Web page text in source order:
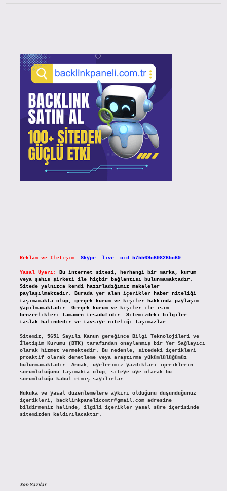
Reklam ve İletişim: Skype: live:.cid.575569c608265c69
Yasal Uyarı:
Bu internet sitesi, herhangi bir marka, kurum
veya şahıs şirketi ile hiçbir bağlantısı bulunmamaktadır.
Sitede yalnızca kendi hazırladığımız makaleler
paylaşılmaktadır. Burada yer alan içerikler haber niteliği
taşımamakta olup, gerçek kurum ve kişiler hakkında paylaşım
yapılmamaktadır. Gerçek kurum ve kişiler ile isim
benzerlikleri tamamen tesadüfidir. Sitemizdeki bilgiler
taslak halindedir ve tavsiye niteliği taşımazlar.
Sitemiz, 5651 Sayılı Kanun gereğince Bilgi Teknolojileri ve
İletişim Kurumu (BTK) tarafından onaylanmış bir Yer Sağlayıcı
olarak hizmet vermektedir. Bu nedenle, sitedeki içerikleri
proaktif olarak denetleme veya araştırma yükümlülüğümüz
bulunmamaktadır. Ancak, üyelerimiz yazdıkları içeriklerin
sorumluluğunu taşımakta olup, siteye üye olarak bu
sorumluluğu kabul etmiş sayılırlar.
Hukuka ve yasal düzenlemelere aykırı olduğunu düşündüğünüz
içerikleri,
backlinkpanelicomtr@gmail.comadresine
bildirmeniz halinde, ilgili içerikler yasal süre içerisinde
sitemizden kaldırılacaktır.
Son Yazılar